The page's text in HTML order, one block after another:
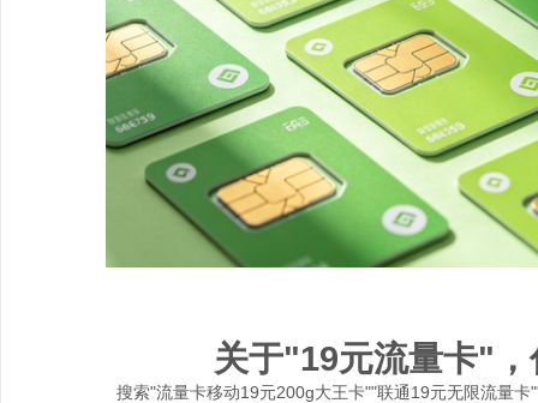
关于"19元流量卡"
搜索"流量卡移动19元200g大王卡""联通19元无限流量